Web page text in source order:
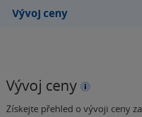
Vývoj ceny
Vývoj ceny
Získejte přehled o vývoji ceny